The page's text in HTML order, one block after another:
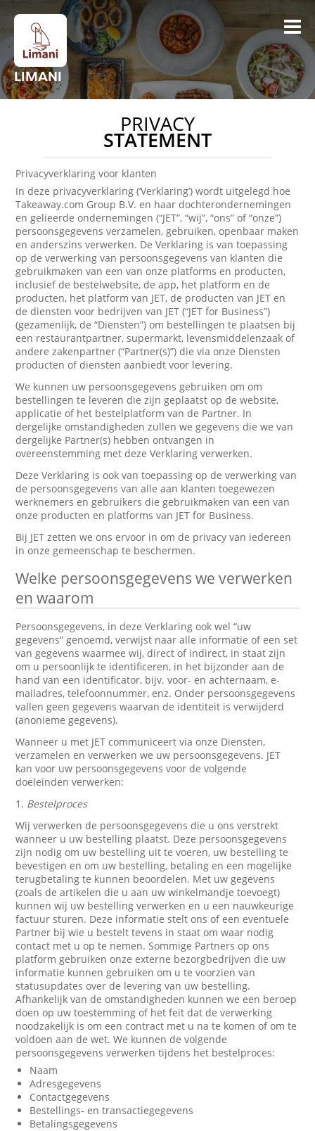
LIMANI
PRIVACY
STATEMENT
Privacyverklaring voor klanten
In deze privacyverklaring (‘Verklaring’) wordt uitgelegd hoe
Takeaway.com Group B.V. en haar dochterondernemingen
en gelieerde ondernemingen (“JET”, “wij”, “ons” of “onze”)
persoonsgegevens verzamelen, gebruiken, openbaar maken
en anderszins verwerken. De Verklaring is van toepassing
op de verwerking van persoonsgegevens van klanten die
gebruikmaken van een van onze platforms en producten,
inclusief de bestelwebsite, de app, het platform en de
producten, het platform van JET, de producten van JET en
de diensten voor bedrijven van JET (“JET for Business”)
(gezamenlijk, de “Diensten”) om bestellingen te plaatsen bij
een restaurantpartner, supermarkt, levensmiddelenzaak of
andere zakenpartner (“Partner(s)”) die via onze Diensten
producten of diensten aanbiedt voor levering.
We kunnen uw persoonsgegevens gebruiken om om
bestellingen te leveren die zijn geplaatst op de website,
applicatie of het bestelplatform van de Partner. In
dergelijke omstandigheden zullen we gegevens die we van
dergelijke Partner(s) hebben ontvangen in
overeenstemming met deze Verklaring verwerken.
Deze Verklaring is ook van toepassing op de verwerking van
de persoonsgegevens van alle aan klanten toegewezen
werknemers en gebruikers die gebruikmaken van een van
onze producten en platforms van JET for Business.
Bij JET zetten we ons ervoor in om de privacy van iedereen
in onze gemeenschap te beschermen.
Welke persoonsgegevens we verwerken
en waarom
Persoonsgegevens, in deze Verklaring ook wel “uw
gegevens” genoemd, verwijst naar alle informatie of een set
van gegevens waarmee wij, direct of indirect, in staat zijn
om u persoonlijk te identificeren, in het bijzonder aan de
hand van een identificator, bijv. voor- en achternaam, e-
mailadres, telefoonnummer, enz. Onder persoonsgegevens
vallen geen gegevens waarvan de identiteit is verwijderd
(anonieme gegevens).
Wanneer u met JET communiceert via onze Diensten,
verzamelen en verwerken we uw persoonsgegevens. JET
kan voor uw persoonsgegevens voor de volgende
doeleinden verwerken:
1. Bestelproces
Wij verwerken de persoonsgegevens die u ons verstrekt
wanneer u uw bestelling plaatst. Deze persoonsgegevens
zijn nodig om uw bestelling uit te voeren, uw bestelling te
bevestigen en om uw bestelling, betaling en een mogelijke
terugbetaling te kunnen beoordelen. Met uw gegevens
(zoals de artikelen die u aan uw winkelmandje toevoegt)
kunnen wij uw bestelling verwerken en u een nauwkeurige
factuur sturen. Deze informatie stelt ons of een eventuele
Partner bij wie u bestelt tevens in staat om waar nodig
contact met u op te nemen. Sommige Partners op ons
platform gebruiken onze externe bezorgbedrijven die uw
informatie kunnen gebruiken om u te voorzien van
statusupdates over de levering van uw bestelling.
Afhankelijk van de omstandigheden kunnen we een beroep
doen op uw toestemming of het feit dat de verwerking
noodzakelijk is om een contract met u na te komen of om te
voldoen aan de wet. We kunnen de volgende
persoonsgegevens verwerken tijdens het bestelproces:
Naam
Adresgegevens
Contactgegevens
Bestellings- en transactiegegevens
Betalingsgegevens